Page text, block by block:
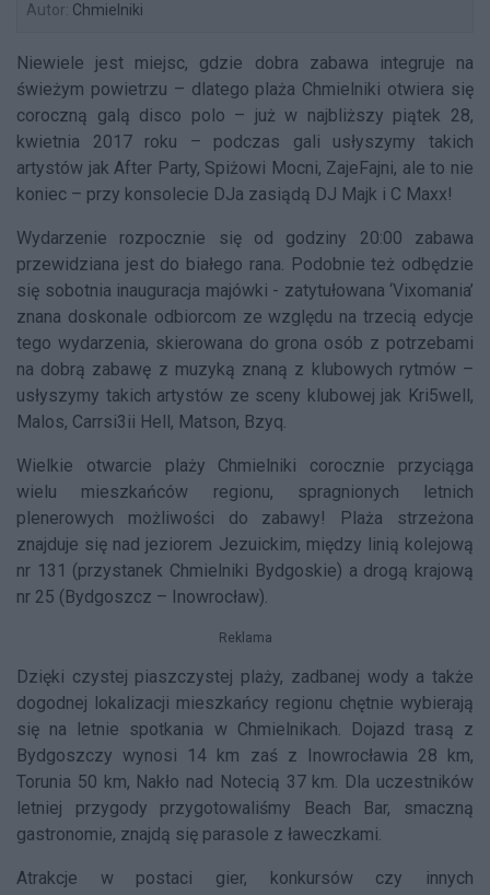
Autor: Chmielniki
Niewiele jest miejsc, gdzie dobra zabawa integruje na
świeżym powietrzu – dlatego plaża Chmielniki otwiera się
coroczną galą disco polo – już w najbliższy piątek 28,
kwietnia 2017 roku – podczas gali usłyszymy takich
artystów jak After Party, Spiżowi Mocni, ZajeFajni, ale to nie
koniec – przy konsolecie DJa zasiądą DJ Majk i C Maxx!
Wydarzenie rozpocznie się od godziny 20:00 zabawa
przewidziana jest do białego rana. Podobnie też odbędzie
się sobotnia inauguracja majówki - zatytułowana ‘Vixomania’
znana doskonale odbiorcom ze względu na trzecią edycje
tego wydarzenia, skierowana do grona osób z potrzebami
na dobrą zabawę z muzyką znaną z klubowych rytmów –
usłyszymy takich artystów ze sceny klubowej jak Kri5well,
Malos, Carrsi3ii Hell, Matson, Bzyq.
Wielkie otwarcie plaży Chmielniki corocznie przyciąga
wielu mieszkańców regionu, spragnionych letnich
plenerowych możliwości do zabawy! Plaża strzeżona
znajduje się nad jeziorem Jezuickim, między linią kolejową
nr 131 (przystanek Chmielniki Bydgoskie) a drogą krajową
nr 25 (Bydgoszcz – Inowrocław).
Reklama
Dzięki czystej piaszczystej plaży, zadbanej wody a także
dogodnej lokalizacji mieszkańcy regionu chętnie wybierają
się na letnie spotkania w Chmielnikach. Dojazd trasą z
Bydgoszczy wynosi 14 km zaś z Inowrocławia 28 km,
Torunia 50 km, Nakło nad Notecią 37 km. Dla uczestników
letniej przygody przygotowaliśmy Beach Bar, smaczną
gastronomie, znajdą się parasole z ławeczkami.
Atrakcje w postaci gier, konkursów czy innych